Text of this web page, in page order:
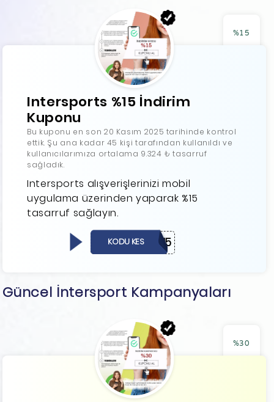
%15
Intersports %15 İndirim
Kuponu
Bu kuponu en son 20 Kasım 2025 tarihinde kontrol
ettik. Şu ana kadar 45 kişi tarafından kullanıldı ve
kullanıcılarımıza ortalama 9.324 ₺ tasarruf
sağladık.
Intersports alışverişlerinizi mobil
uygulama üzerinden yaparak %15
tasarruf sağlayın.
APP15
KODU KES
Güncel İntersport Kampanyaları
%30